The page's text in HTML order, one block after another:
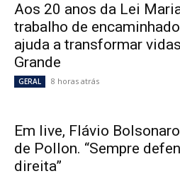
Aos 20 anos da Lei
trabalho de
ajuda a transformar
Grande
GERAL 8 horas atrás
Em live, Flávio
de Pollon. “Sempre
direita”